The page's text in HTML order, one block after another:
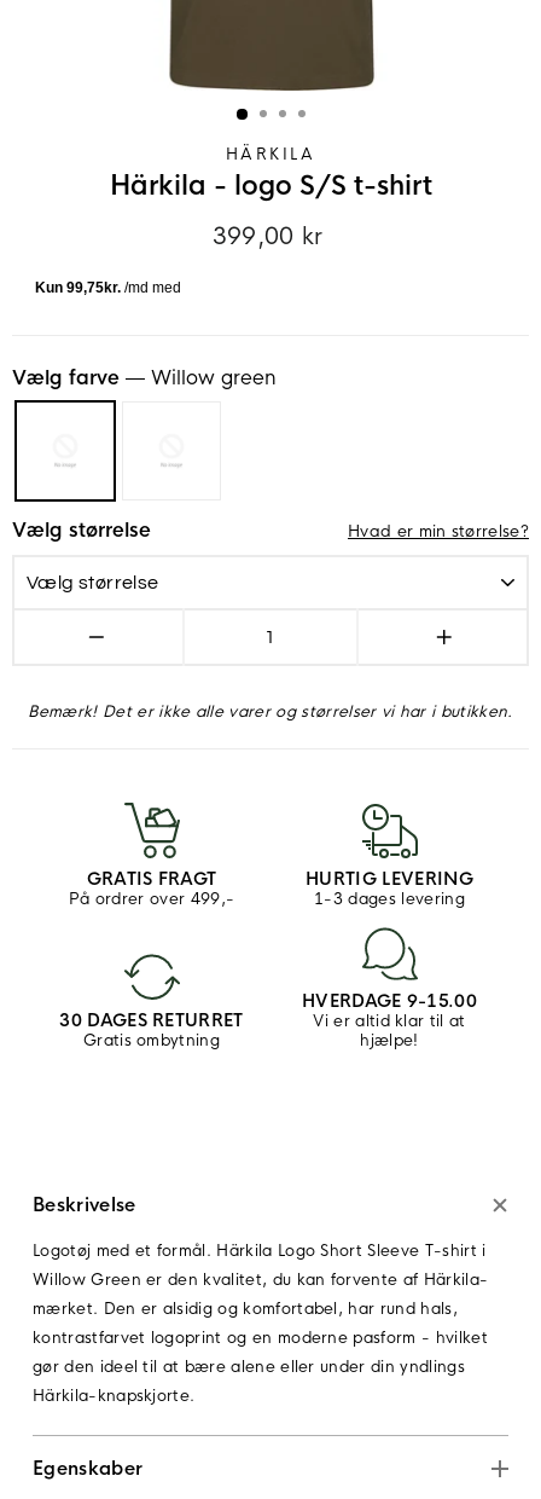
HÄRKILA
Härkila - logo S/S t-shirt
Normalpris
399,00 kr
Vælg farve — Willow green
Vælg størrelse Hvad er min størrelse?
− +
Bemærk! Det er ikke alle varer og størrelser vi har i butikken.
GRATIS FRAGT
På ordrer over 499,-
HURTIG LEVERING
1-3 dages levering
30 DAGES RETURRET
Gratis ombytning
HVERDAGE 9-15.00
Vi er altid klar til at
hjælpe!
Beskrivelse
Logotøj med et formål. Härkila Logo Short Sleeve T-shirt i
Willow Green er den kvalitet, du kan forvente af Härkila-
mærket. Den er alsidig og komfortabel, har rund hals,
kontrastfarvet logoprint og en moderne pasform - hvilket
gør den ideel til at bære alene eller under din yndlings
Härkila-knapskjorte.
Egenskaber